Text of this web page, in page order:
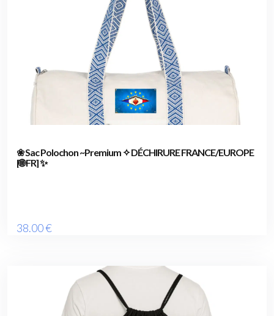
❀ Sac Polochon ~Premium ✧ DÉCHIRURE FRANCE/EUROPE
[🌐 FR] ✨
38.00€